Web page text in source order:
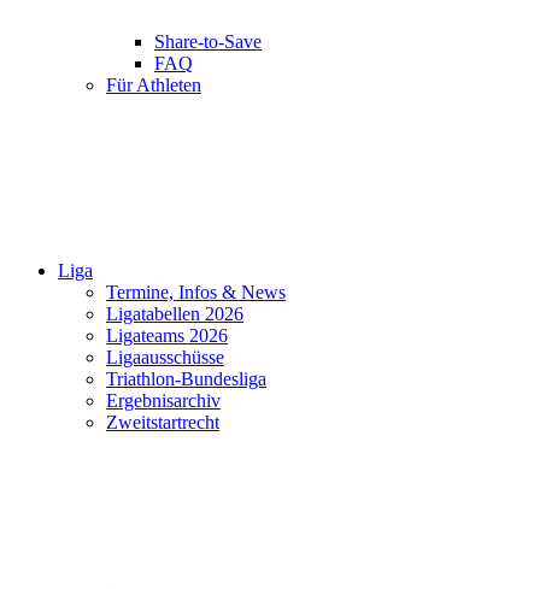
Share-to-Save
FAQ
Für Athleten
Liga
Termine, Infos & News
Ligatabellen 2026
Ligateams 2026
Ligaausschüsse
Triathlon-Bundesliga
Ergebnisarchiv
Zweitstartrecht